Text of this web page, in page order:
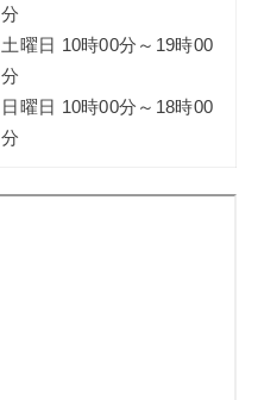
分
土曜日 10時00分～19時00
分
日曜日 10時00分～18時00
分